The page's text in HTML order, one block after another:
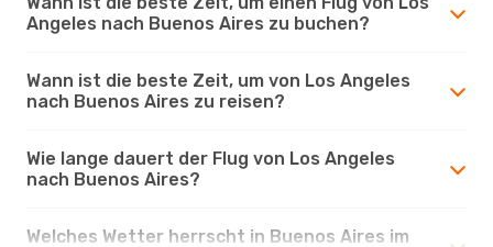
Angeles nach Buenos Aires zu buchen?
Wann ist die beste Zeit, um von Los Angeles
nach Buenos Aires zu reisen?
Wie lange dauert der Flug von Los Angeles
nach Buenos Aires?
Welches Wetter herrscht in Buenos Aires im